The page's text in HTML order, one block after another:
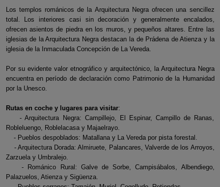
Los templos románicos de la Arquitectura Negra ofrecen una sencillez
total. Los interiores casi sin decoración y generalmente encalados,
ofrecen asientos de piedra en los muros, y pequeños altares. Entre las
iglesias de la Arquitectura Negra destacan la de Prádena de Atienza y la
iglesia de la Inmaculada Concepción de La Vereda.
Por su evidente valor etnográfico y arquitectónico, la Arquitectura Negra
encuentra en período de declaración como Patrimonio de la Humanidad
por la Unesco.
Rutas en coche y lugares para visitar:
- Arquitectura Negra: Campillejo, El Espinar, Campillo de Ranas,
Robleluengo, Roblelacasa y Majaelrayo.
- Pueblos despoblados: Matallana y La Vereda por pista forestal.
- Arquitectura Dorada: Almiruete, Palancares, Valverde de los Arroyos,
Zarzuela y Umbralejo.
- Románico Rural: Galve de Sorbe, Campisábalos, Albendiego,
Palazuelos, Atienza y Sigüenza.